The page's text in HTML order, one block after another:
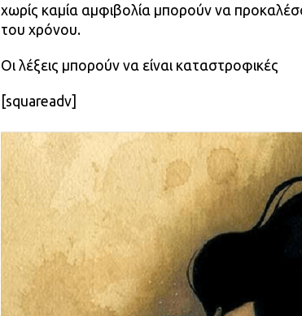
χωρίς καμία αμφιβολία μπορούν να
του χρόνου.
Οι λέξεις μπορούν να είναι καταστροφικές
[squareadv]